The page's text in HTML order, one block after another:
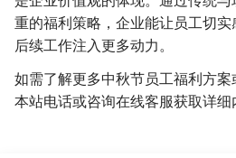
重的福利策略，企业能让员工切实
后续工作注入更多动力。
如需了解更多中秋节员工福利方
本站电话或咨询在线客服获取详细